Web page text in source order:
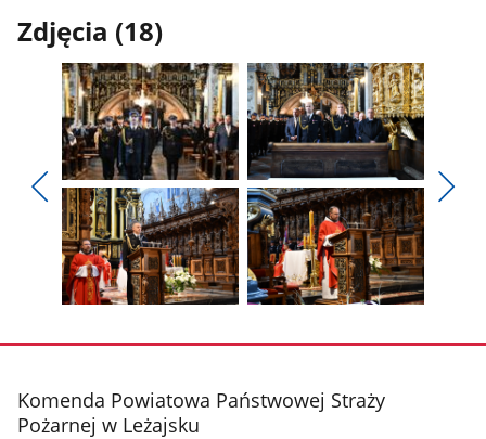
Zdjęcia (18)
Pokaż
poprzednie
zdjęcia
Pokaż
zdjęcie
1
z
galerii.
Pokaż
zdjęcie
2
z
galerii.
zdjęcie
galerii.
zdjęcie
galerii.
stopka
Komenda Powiatowa Państwowej Straży
Pożarnej w Leżajsku